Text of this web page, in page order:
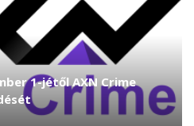
1-jétől AXN Crime